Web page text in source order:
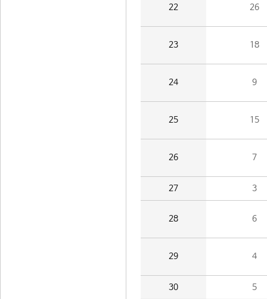
22 26
23 18
24 9
25 15
26 7
27 3
28 6
29 4
30 5